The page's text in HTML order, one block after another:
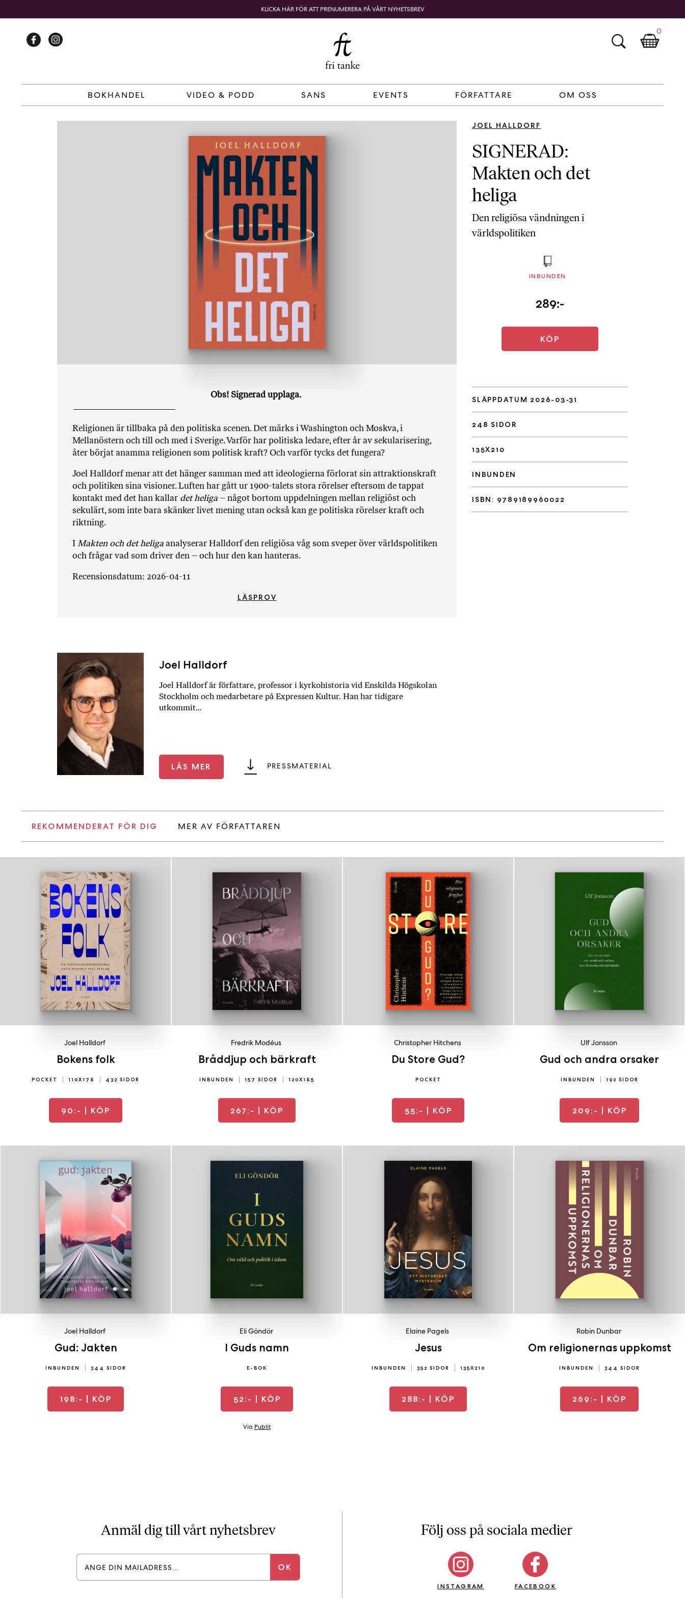
to
Fri
Tanke
o
k
h
a
n
e
i
F
r
i
k
e
BOKHANDEL VIDEO & PODD SANS EVENTS FÖRFATTARE OM OSS
0
KLICKA HÄR FÖR ATT PRENUMERERA PÅ VÅRT NYHETSBREV
SIGNERAD:
Makten och det
heliga
Den religiösa vändningen i
världspolitiken
JOEL HALLDORF
289:-
KÖP
INBUNDEN
SLÄPPDATUM 2026-03-31
248 SIDOR
135X210
INBUNDEN
ISBN: 9789189960022
Obs! Signerad upplaga.
Religionen är tillbaka på den politiska scenen. Det märks i Washington och Moskva, i
Mellanöstern och till och med i Sverige. Varför har politiska ledare, efter år av sekularisering,
åter börjat anamma religionen som politisk kraft? Och varför tycks det fungera?
Joel Halldorf menar att det hänger samman med att ideologierna förlorat sin attraktionskraft
och politiken sina visioner. Luften har gått ur 1900-talets stora rörelser eftersom de tappat
kontakt med det han kallar det heliga – något bortom uppdelningen mellan religiöst och
sekulärt, som inte bara skänker livet mening utan också kan ge politiska rörelser kraft och
riktning.
I Makten och det heliga analyserar Halldorf den religiösa våg som sveper över världspolitiken
och frågar vad som driver den – och hur den kan hanteras.
Recensionsdatum: 2026-04-11
LÄSPROV
Joel Halldorf
Joel Halldorf är författare, professor i kyrkohistoria vid Enskilda Högskolan
Stockholm och medarbetare på Expressen Kultur. Han har tidigare
utkommit…
LÄS MER PRESSMATERIAL
REKOMMENDERAT FÖR DIG MER AV FÖRFATTAREN
Bokens folk
Joel Halldorf
POCKET 110X178 432 SIDOR
90:- | KÖP
Bråddjup och bärkraft
Fredrik Modéus
INBUNDEN 157 SIDOR 120X185
267:- | KÖP
Du Store Gud?
Christopher Hitchens
POCKET
55:- | KÖP
Gud och andra orsaker
Ulf Jonsson
INBUNDEN 192 SIDOR
209:- | KÖP
Gud: Jakten
Joel Halldorf
INBUNDEN 344 SIDOR
198:- | KÖP
I Guds namn
Eli Göndör
E-BOK
52:- | KÖP
Via Publit
Jesus
Elaine Pagels
INBUNDEN 352 SIDOR 135X210
288:- | KÖP
Om religionernas uppkomst
Robin Dunbar
INBUNDEN 344 SIDOR
269:- | KÖP
Anmäl dig till vårt nyhetsbrev Följ oss på sociala medier
INSTAGRAM FACEBOOK